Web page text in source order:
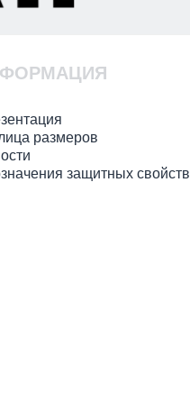
размеров
защитных свойств